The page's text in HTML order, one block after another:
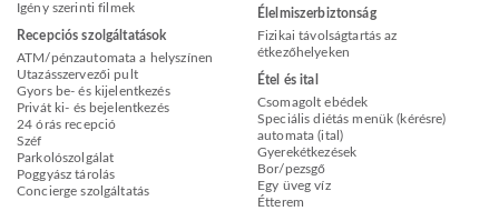
Igény szerinti filmek
Recepciós szolgáltatások
ATM/pénzautomata a helyszínen
Utazásszervezői pult
Gyors be- és kijelentkezés
Privát ki- és bejelentkezés
24 órás recepció
Széf
Parkolószolgálat
Poggyász tárolás
Concierge szolgáltatás
Élelmiszerbiztonság
Fizikai távolságtartás az
étkezőhelyeken
Étel és ital
Csomagolt ebédek
Speciális diétás menük (kérésre)
automata (ital)
Gyerekétkezések
Bor/pezsgő
Egy üveg víz
Étterem